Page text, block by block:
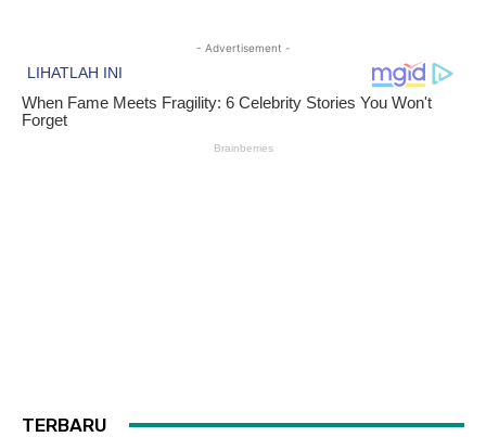
- Advertisement -
TERBARU